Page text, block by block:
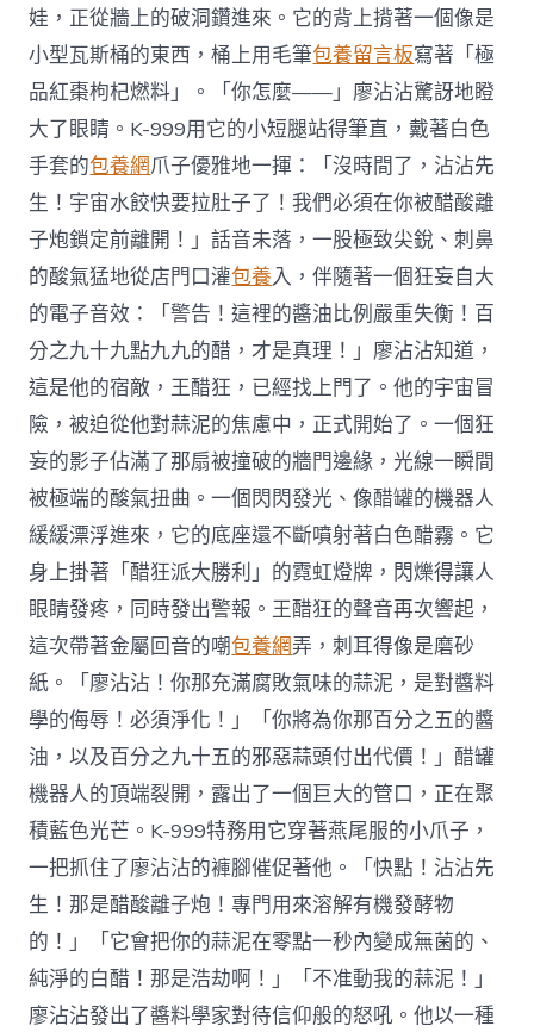
娃，正從牆上的破洞鑽進來。它的背上揹著一個像是
小型瓦斯桶的東西，桶上用毛筆包養留言板寫著「極
品紅棗枸杞燃料」。「你怎麼——」廖沾沾驚訝地瞪
大了眼睛。K-999用它的小短腿站得筆直，戴著白色
手套的包養網爪子優雅地一揮：「沒時間了，沾沾先
生！宇宙水餃快要拉肚子了！我們必須在你被醋酸離
子炮鎖定前離開！」話音未落，一股極致尖銳、刺鼻
的酸氣猛地從店門口灌包養入，伴隨著一個狂妄自大
的電子音效：「警告！這裡的醬油比例嚴重失衡！百
分之九十九點九九的醋，才是真理！」廖沾沾知道，
這是他的宿敵，王醋狂，已經找上門了。他的宇宙冒
險，被迫從他對蒜泥的焦慮中，正式開始了。一個狂
妄的影子佔滿了那扇被撞破的牆門邊緣，光線一瞬間
被極端的酸氣扭曲。一個閃閃發光、像醋罐的機器人
緩緩漂浮進來，它的底座還不斷噴射著白色醋霧。它
身上掛著「醋狂派大勝利」的霓虹燈牌，閃爍得讓人
眼睛發疼，同時發出警報。王醋狂的聲音再次響起，
這次帶著金屬回音的嘲包養網弄，刺耳得像是磨砂
紙。「廖沾沾！你那充滿腐敗氣味的蒜泥，是對醬料
學的侮辱！必須淨化！」「你將為你那百分之五的醬
油，以及百分之九十五的邪惡蒜頭付出代價！」醋罐
機器人的頂端裂開，露出了一個巨大的管口，正在聚
積藍色光芒。K-999特務用它穿著燕尾服的小爪子，
一把抓住了廖沾沾的褲腳催促著他。「快點！沾沾先
生！那是醋酸離子炮！專門用來溶解有機發酵物
的！」「它會把你的蒜泥在零點一秒內變成無菌的、
純淨的白醋！那是浩劫啊！」「不准動我的蒜泥！」
廖沾沾發出了醬料學家對待信仰般的怒吼。他以一種